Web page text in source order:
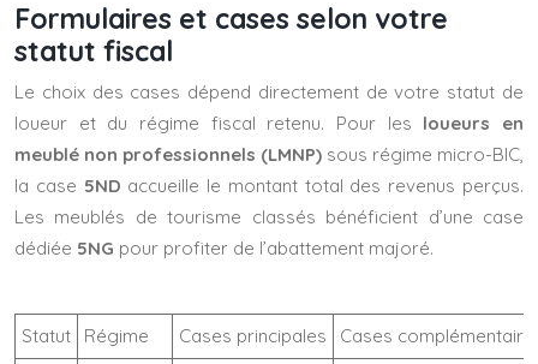
Formulaires et cases selon votre
statut fiscal
Le choix des cases dépend directement de votre statut de
loueur et du régime fiscal retenu. Pour les loueurs en
meublé non professionnels (LMNP) sous régime micro-BIC,
la case 5ND accueille le montant total des revenus perçus.
Les meublés de tourisme classés bénéficient d’une case
dédiée 5NG pour profiter de l’abattement majoré.
Statut Régime Cases principales
Cases